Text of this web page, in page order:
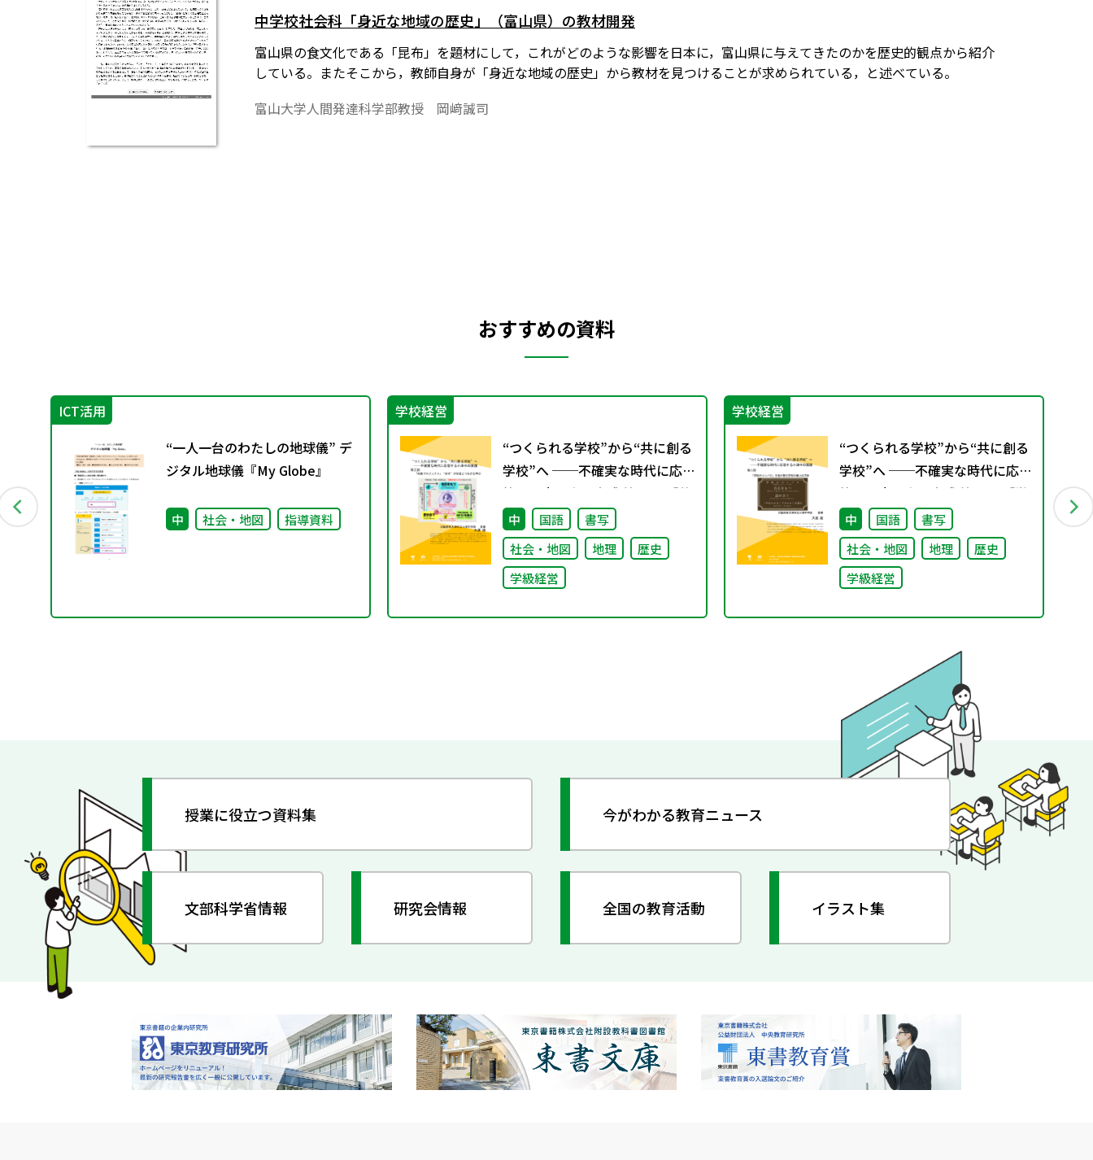
中学校社会科「身近な地域の歴史」（富山県）の教材開発
富山県の食文化である「昆布」を題材にして，これがどのような影響を日本に，富山県に与えてきたのかを歴史的観点から紹介
している。またそこから，教師自身が「身近な地域の歴史」から教材を見つけることが求められている，と述べている。
富山大学人間発達科学部教授 岡﨑誠司
おすすめの資料
ICT活用
“一人一台のわたしの地球儀” デ
ジタル地球儀『My Globe』
中 社会・地図 指導資料
学校経営
“つくられる学校”から“共に創る
学校”へ ──不確実な時代に応
答する小津中の実践 第三回 「共
創プロジェクト」“好き”が社会
とつながる学び
中 国語
書写
社会・地図
地理
歴史
学級経営
学校経営
“つくられる学校”から“共に創る
学校”へ ──不確実な時代に応
答する小津中の実践 第二回 「学
校のコンパス」生徒が創る学校
の最上位方針
中 国語
書写
社会・地図
地理
歴史
学級経営
授業に役立つ資料集 今がわかる教育ニュース
文部科学省情報 研究会情報 全国の教育活動 イラスト集